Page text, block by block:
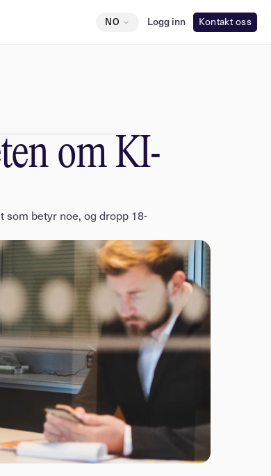
Select Language
Norwegian
NO Logg inn Kontakt oss
om KI-
som betyr noe, og dropp 18-